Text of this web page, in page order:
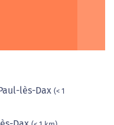
lès-Dax (< 1